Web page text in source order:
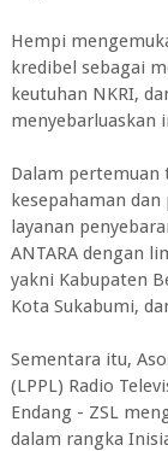
Hempi
kredibel sebagai
keutuhan NKRI,
menyebarluaskan
Dalam pertemuan
kesepahaman
layanan
ANTARA dengan
yakni Kabupaten
Kota Sukabumi,
Sementara itu,
(LPPL) Radio
Endang - ZSL
dalam rangka